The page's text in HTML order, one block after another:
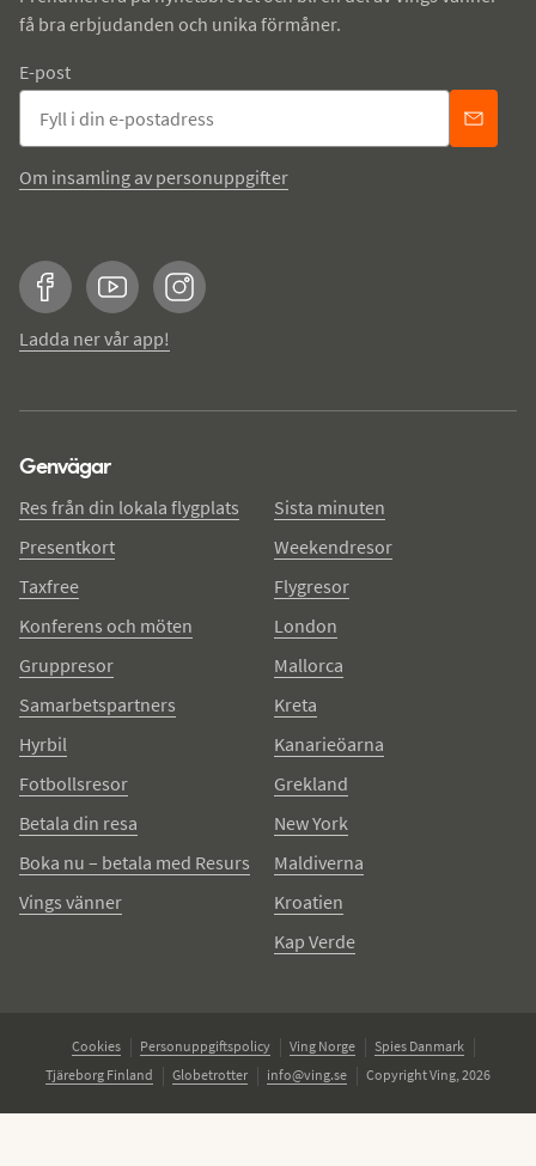
få bra erbjudanden och unika förmåner.
E-post
Om insamling av personuppgifter
FacebookYouTubeInstagram
Ladda ner vår app!
Genvägar
Res från din lokala flygplats
Presentkort
Taxfree
Konferens och möten
Gruppresor
Samarbetspartners
Hyrbil
Fotbollsresor
Betala din resa
Boka nu – betala med Resurs
Vings vänner
Sista minuten
Weekendresor
Flygresor
London
Mallorca
Kreta
Kanarieöarna
Grekland
New York
Maldiverna
Kroatien
Kap Verde
Cookies Personuppgiftspolicy Ving Norge
Spies Danmark
Tjäreborg Finland
Globetrotter info@ving.se Copyright Ving, 2026